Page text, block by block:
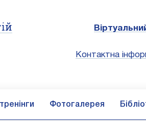
Контактна
Фотогалерея